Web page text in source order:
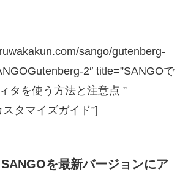
sango/gutenberg-
2″ title=”SANGOで
タを使う方法と注意点 ”
タマイズガイド”]
を最新バージョンにア